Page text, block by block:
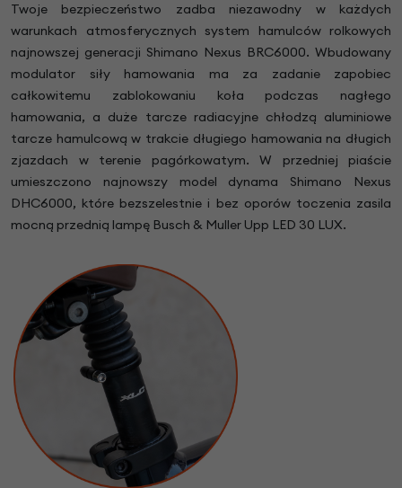
Twoje bezpieczeństwo zadba niezawodny w każdych
warunkach atmosferycznych system hamulców rolkowych
najnowszej generacji Shimano Nexus BRC6000. Wbudowany
modulator siły hamowania ma za zadanie zapobiec
całkowitemu zablokowaniu koła podczas nagłego
hamowania, a duże tarcze radiacyjne chłodzą aluminiowe
tarcze hamulcową w trakcie długiego hamowania na długich
zjazdach w terenie pagórkowatym. W przedniej piaście
umieszczono najnowszy model dynama Shimano Nexus
DHC6000, które bezszelestnie i bez oporów toczenia zasila
mocną przednią lampę Busch & Muller Upp LED 30 LUX.